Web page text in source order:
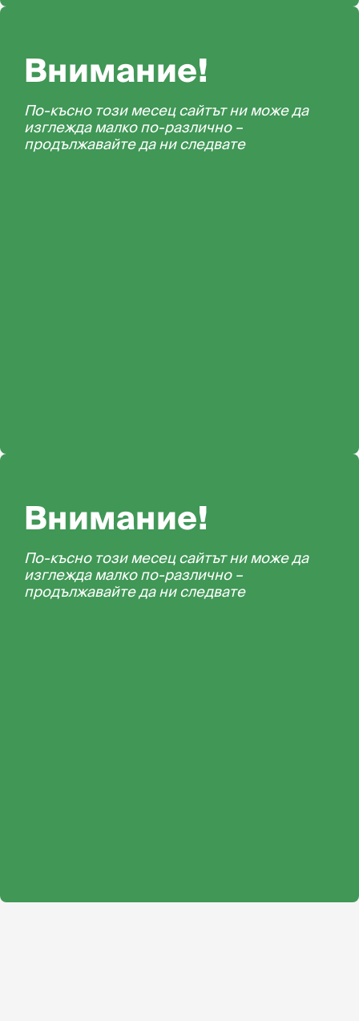
Внимание!
По-късно този месец сайтът ни може да
изглежда малко по-различно –
продължавайте да ни следвате
Внимание!
По-късно този месец сайтът ни може да
изглежда малко по-различно –
продължавайте да ни следвате